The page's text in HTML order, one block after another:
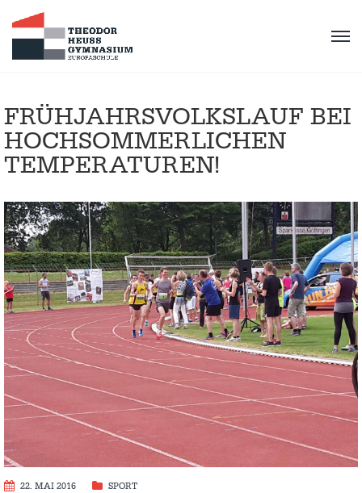
FRÜHJAHRSVOLKSLAUF BEI
HOCHSOMMERLICHEN
TEMPERATUREN!
22. MAI 2016 SPORT